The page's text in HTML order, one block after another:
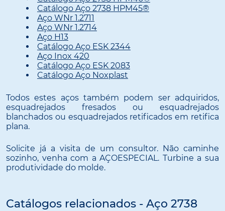
Catálogo Aço 2738 HPM45®
Aço WNr 1.2711
Aço WNr 1.2714
Aço H13
Catálogo Aço ESK 2344
Aço Inox 420
Catálogo Aço ESK 2083
Catálogo Aço Noxplast
Todos estes aços também podem ser adquiridos,
esquadrejados fresados ou esquadrejados
blanchados ou esquadrejados retificados em retifica
plana.
Solicite já a visita de um consultor. Não caminhe
sozinho, venha com a AÇOESPECIAL. Turbine a sua
produtividade do molde.
Catálogos relacionados - Aço 2738